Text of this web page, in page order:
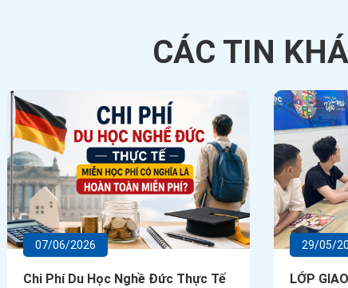
CÁC TIN
07/06/2026
Chi Phí Du Học Nghề Đức Thực Tế
29/05/
LỚP